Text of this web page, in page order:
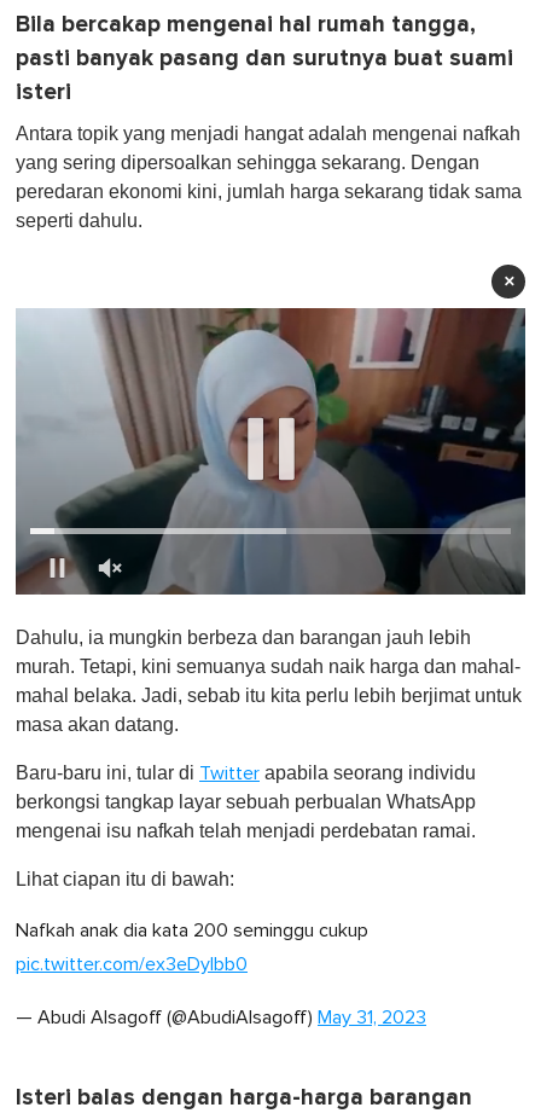
Bila bercakap mengenai hal rumah tangga,
pasti banyak pasang dan surutnya buat suami
isteri
Antara topik yang menjadi hangat adalah mengenai nafkah
yang sering dipersoalkan sehingga sekarang. Dengan
peredaran ekonomi kini, jumlah harga sekarang tidak sama
seperti dahulu.
×
f
1
i
n
e
,
Dahulu, ia mungkin berbeza dan barangan jauh lebih
murah. Tetapi, kini semuanya sudah naik harga dan mahal-
mahal belaka. Jadi, sebab itu kita perlu lebih berjimat untuk
masa akan datang.
Baru-baru ini, tular di Twitter apabila seorang individu
berkongsi tangkap layar sebuah perbualan WhatsApp
mengenai isu nafkah telah menjadi perdebatan ramai.
Lihat ciapan itu di bawah:
Nafkah anak dia kata 200 seminggu cukup
pic.twitter.com/ex3eDylbb0
— Abudi Alsagoff (@AbudiAlsagoff) May 31, 2023
Isteri balas dengan harga-harga barangan